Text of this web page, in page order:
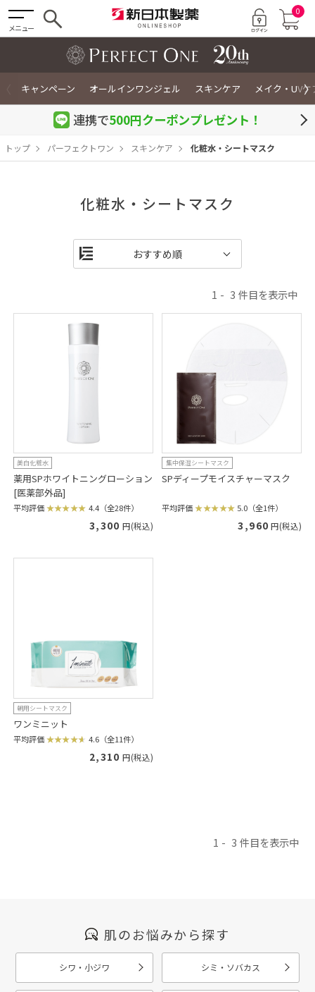
メニュー
0
キャンペーン オールインワンジェル スキンケア メイク・UVケ
〉
連携で500円クーポンプレゼント！
トップ パーフェクトワン スキンケア 化粧水・シートマスク
化粧水・シートマスク
1 3
美白化粧水
薬用SPホワイトニングローション
[医薬部外品]
平均評価 4.4（全28件）
3,300 円(税込)
集中保湿シートマスク
SPディープモイスチャーマスク
平均評価 5.0（全1件）
3,960 円(税込)
朝用シートマスク
ワンミニット
平均評価 4.6（全11件）
2,310 円(税込)
1 3
肌のお悩みから探す
シワ・小ジワ シミ・ソバカス